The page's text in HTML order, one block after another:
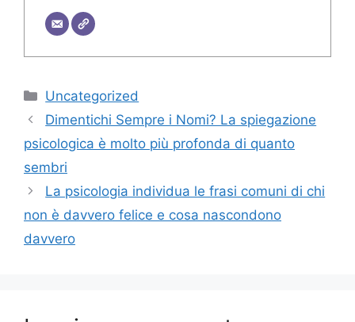
Categorie
Uncategorized
Dimentichi Sempre i Nomi? La spiegazione
psicologica è molto più profonda di quanto
sembri
La psicologia individua le frasi comuni di chi
non è davvero felice e cosa nascondono
davvero